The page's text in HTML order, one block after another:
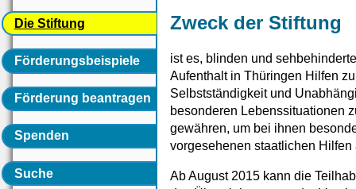
Zweck der Stiftung
ist es, blinden und
Aufenthalt in Thüringen Hilfen
Selbstständigkeit und
besonderen Lebenssituationen
gewähren, um bei ihnen
vorgesehenen staatlichen Hilfen
Ab August 2015 kann die
Die Stiftung
Förderungsbeispiele
Förderung beantragen
Spenden
Suche